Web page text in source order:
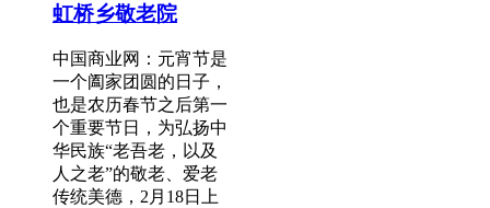
虹桥乡敬老院
中国商业网：元宵节是
一个阖家团圆的日子，
也是农历春节之后第一
个重要节日，为弘扬中
华民族“老吾老，以及
人之老”的敬老、爱老
传统美德，2月18日上